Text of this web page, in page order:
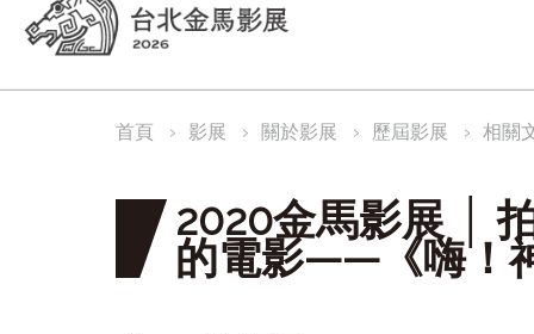
首頁 影展 關於影展 歷屆影展 相關
2020金馬影展 │
的電影——《嗨！